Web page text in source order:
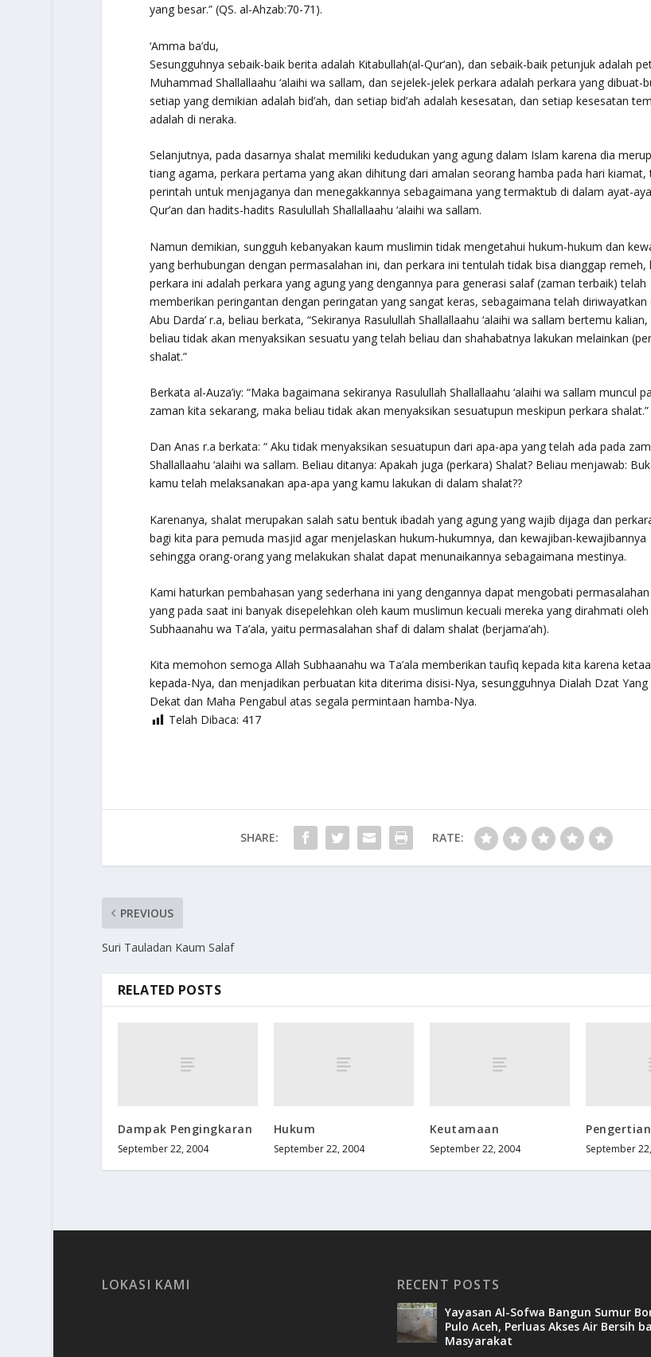
yang besar.”(QS. al-Ahzab:70-71).
‘Amma ba’du,
Sesungguhnya sebaik-baik berita adalah Kitabullah(al-Qur’an), dan sebaik-baik petunjuk adalah
Muhammad Shallallaahu ‘alaihi wa sallam, dan sejelek-jelek perkara adalah perkara yang dibuat-
setiap yang demikian adalah bid’ah, dan setiap bid’ah adalah kesesatan, dan setiap kesesatan
adalah di neraka.
Selanjutnya, pada dasarnya shalat memiliki kedudukan yang agung dalam Islam karena dia
tiang agama, perkara pertama yang akan dihitung dari amalan seorang hamba pada hari kiamat,
perintah untuk menjaganya dan menegakkannya sebagaimana yang termaktub di dalam ayat-
Qur’an dan hadits-hadits Rasulullah Shallallaahu ‘alaihi wa sallam.
Namun demikian, sungguh kebanyakan kaum muslimin tidak mengetahui hukum-hukum dan
yang berhubungan dengan permasalahan ini, dan perkara ini tentulah tidak bisa dianggap remeh,
perkara ini adalah perkara yang agung yang dengannya para generasi salaf(zaman terbaik) telah
memberikan peringantan dengan peringatan yang sangat keras, sebagaimana telah diriwayatkan
Abu Darda’ r.a, beliau berkata, “Sekiranya Rasulullah Shallallaahu ‘alaihi wa sallam bertemu kalian,
beliau tidak akan menyaksikan sesuatu yang telah beliau dan shahabatnya lakukan melainkan
shalat.”
Berkata al-Auza’iy: “Maka bagaimana sekiranya Rasulullah Shallallaahu ‘alaihi wa sallam muncul
zaman kita sekarang, maka beliau tidak akan menyaksikan sesuatupun meskipun perkara shalat.”
Dan Anas r.a berkata: “ Aku tidak menyaksikan sesuatupun dari apa-apa yang telah ada pada
Shallallaahu ‘alaihi wa sallam. Beliau ditanya: Apakah juga (perkara) Shalat? Beliau menjawab:
kamu telah melaksanakan apa-apa yang kamu lakukan di dalam shalat??
Karenanya, shalat merupakan salah satu bentuk ibadah yang agung yang wajib dijaga dan
bagi kita para pemuda masjid agar menjelaskan hukum-hukumnya, dan kewajiban-kewajibannya
sehingga orang-orang yang melakukan shalat dapat menunaikannya sebagaimana mestinya.
Kami haturkan pembahasan yang sederhana ini yang dengannya dapat mengobati
yang pada saat ini banyak disepelehkan oleh kaum muslimun kecuali mereka yang dirahmati oleh
Subhaanahu wa Ta’ala, yaitu permasalahan shaf di dalam shalat (berjama’ah).
Kita memohon semoga Allah Subhaanahu wa Ta’ala memberikan taufiq kepada kita karena
kepada-Nya, dan menjadikan perbuatan kita diterima disisi-Nya, sesungguhnya Dialah Dzat
Dekat dan Maha Pengabul atas segala permintaan hamba-Nya.
Telah Dibaca: 417
SHARE: RATE:
PREVIOUS
Suri Tauladan Kaum Salaf
RELATED POSTS
Dampak Pengingkaran
September 22, 2004
Hukum
September 22, 2004
Keutamaan
September 22, 2004
Pengertian
September
LOKASI KAMI RECENT POSTS
Yayasan Al-Sofwa Bangun Sumur
Pulo Aceh, Perluas Akses Air Bersih
Masyarakat